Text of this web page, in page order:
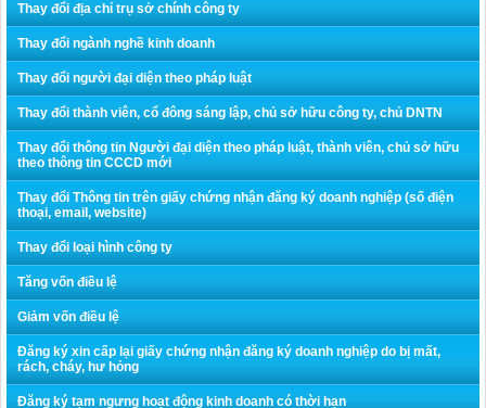
Thay đổi địa chỉ trụ sở chính công ty
Thay đổi ngành nghề kinh doanh
Thay đổi người đại diện theo pháp luật
Thay đổi thành viên, cổ đông sáng lập, chủ sở hữu công ty, chủ DNTN
Thay đổi thông tin Người đại diện theo pháp luật, thành viên, chủ sở hữu
theo thông tin CCCD mới
Thay đổi Thông tin trên giấy chứng nhận đăng ký doanh nghiệp (số điện
thoại, email, website)
Thay đổi loại hình công ty
Tăng vốn điều lệ
Giảm vốn điều lệ
Đăng ký xin cấp lại giấy chứng nhận đăng ký doanh nghiệp do bị mất,
rách, cháy, hư hỏng
Đăng ký tạm ngưng hoạt động kinh doanh có thời hạn